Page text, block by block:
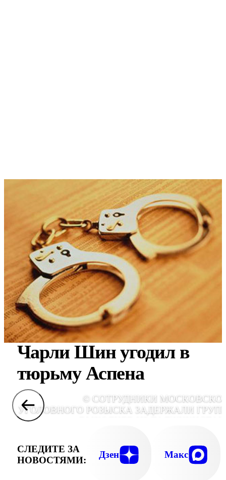
Чарли Шин угодил в
тюрьму Аспена
© СОТРУДНИКИ
УГОЛОВНОГО РОЗЫСКА ЗАДЕРЖАЛИ
РАЗБОЙНЫХ НАПАДЕНИЙ,
РЭКЕТЕ СВОИХ
СЛЕДИТЕ ЗА
НОВОСТЯМИ:
Дзен Макс